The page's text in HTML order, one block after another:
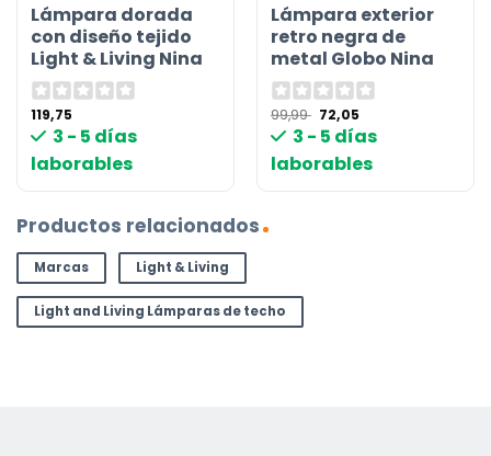
Lámpara dorada
con diseño tejido
Light & Living Nina
119,75
3 - 5 días
laborables
Lámpara exterior
retro negra de
metal Globo Nina
99,99 El
precio
original
era:
99,99 €.
72,05
actual
72,05 €.
3 - 5 días
laborables
Productos relacionados
Marcas Light & Living
Light and Living Lámparas de techo